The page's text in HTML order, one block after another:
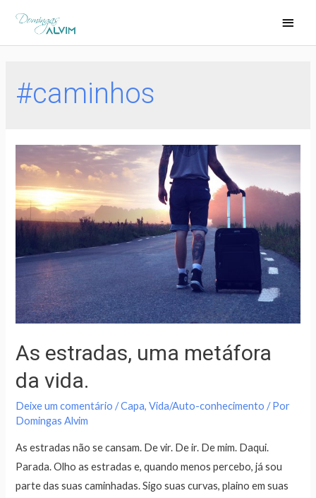
#caminhos
As estradas, uma metáfora
da vida.
Deixe um comentário /Capa,Vida/Auto-conhecimento / Por
Domingas Alvim
As estradas não se cansam. De vir. De ir. De mim. Daqui.
Parada. Olho as estradas e, quando menos percebo, já sou
parte das suas caminhadas. Sigo suas curvas, plaino em suas